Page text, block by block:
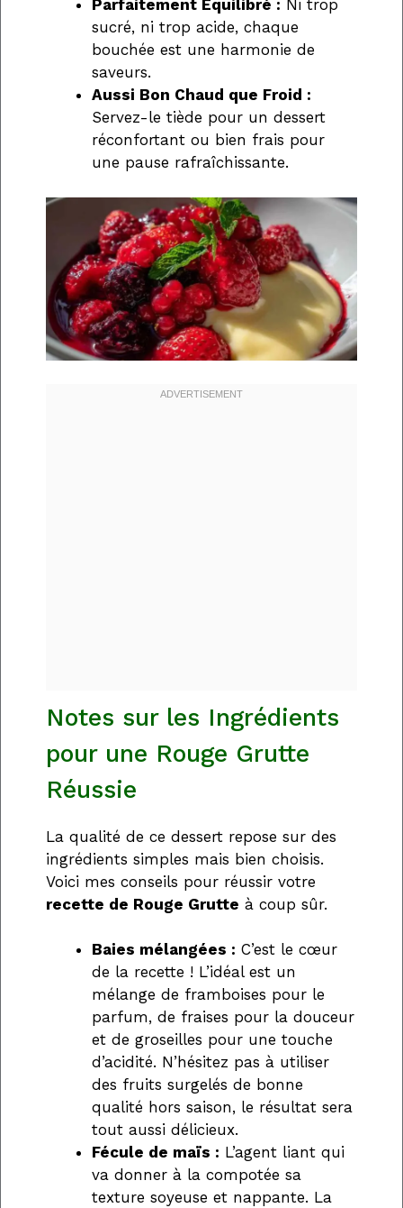
Parfaitement Équilibré : Ni trop
sucré, ni trop acide, chaque
bouchée est une harmonie de
saveurs.
Aussi Bon Chaud que Froid :
Servez-le tiède pour un dessert
réconfortant ou bien frais pour
une pause rafraîchissante.
Notes sur les Ingrédients
pour une Rouge Grutte
Réussie
La qualité de ce dessert repose sur des
ingrédients simples mais bien choisis.
Voici mes conseils pour réussir votre
recette de Rouge Grutte à coup sûr.
Baies mélangées : C’est le cœur
de la recette ! L’idéal est un
mélange de framboises pour le
parfum, de fraises pour la douceur
et de groseilles pour une touche
d’acidité. N’hésitez pas à utiliser
des fruits surgelés de bonne
qualité hors saison, le résultat sera
tout aussi délicieux.
Fécule de maïs : L’agent liant qui
va donner à la compotée sa
texture soyeuse et nappante. La